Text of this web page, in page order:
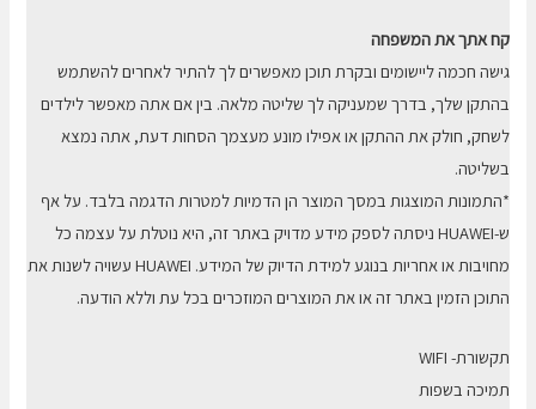
קח אתך את המשפחה
גישה חכמה ליישומים ובקרת תוכן מאפשרים לך להתיר לאחרים להשתמש
בהתקן שלך, בדרך שמעניקה לך שליטה מלאה. בין אם אתה מאפשר לילדים
לשחק, חולק את ההתקן או אפילו מונע מעצמך הסחות דעת, אתה נמצא
בשליטה.
*התמונות המוצגות במסך המוצר הן הדמיות למטרות הדגמה בלבד. על אף
ש-HUAWEI ניסתה לספק מידע מדויק באתר זה, היא נוטלת על עצמה כל
מחויבות או אחריות בנוגע למידת הדיוק של המידע. HUAWEI עשויה לשנות את
התוכן הזמין באתר זה או את המוצרים המוזכרים בכל עת וללא הודעה.
תקשורת- WIFI
תמיכה בשפות